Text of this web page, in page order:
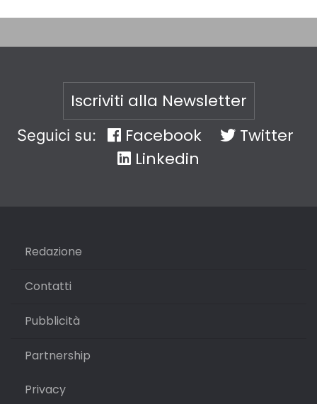
Iscriviti alla Newsletter
Seguici su: Facebook
Twitter
Linkedin
Redazione
Contatti
Pubblicità
Partnership
Privacy